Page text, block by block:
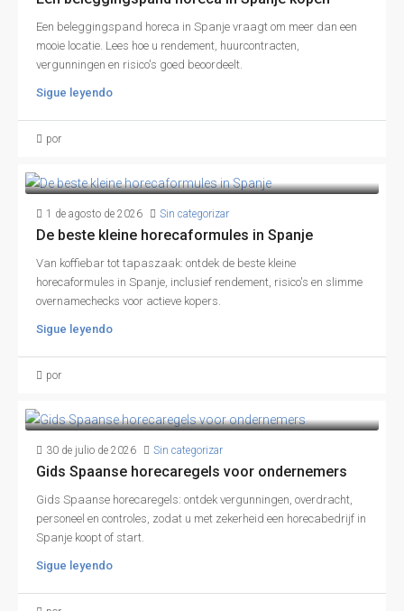
Een beleggingspand horeca in Spanje vraagt om meer dan een
mooie locatie. Lees hoe u rendement, huurcontracten,
vergunningen en risico's goed beoordeelt.
Sigue leyendo
por
1 de agosto de 2026 Sin categorizar
De beste kleine horecaformules in Spanje
Van koffiebar tot tapaszaak: ontdek de beste kleine
horecaformules in Spanje, inclusief rendement, risico's en slimme
overnamechecks voor actieve kopers.
Sigue leyendo
por
30 de julio de 2026 Sin categorizar
Gids Spaanse horecaregels voor ondernemers
Gids Spaanse horecaregels: ontdek vergunningen, overdracht,
personeel en controles, zodat u met zekerheid een horecabedrijf in
Spanje koopt of start.
Sigue leyendo